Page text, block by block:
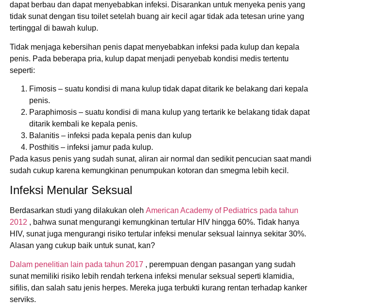
dapat berbau dan dapat menyebabkan infeksi. Disarankan untuk menyeka penis yang
tidak sunat dengan tisu toilet setelah buang air kecil agar tidak ada tetesan urine yang
tertinggal di bawah kulup.
Tidak menjaga kebersihan penis dapat menyebabkan infeksi pada kulup dan kepala
penis. Pada beberapa pria, kulup dapat menjadi penyebab kondisi medis tertentu
seperti:
Fimosis – suatu kondisi di mana kulup tidak dapat ditarik ke belakang dari kepala
penis.
Paraphimosis – suatu kondisi di mana kulup yang tertarik ke belakang tidak dapat
ditarik kembali ke kepala penis.
Balanitis – infeksi pada kepala penis dan kulup
Posthitis – infeksi jamur pada kulup.
Pada kasus penis yang sudah sunat, aliran air normal dan sedikit pencucian saat mandi
sudah cukup karena kemungkinan penumpukan kotoran dan smegma lebih kecil.
Infeksi Menular Seksual
Berdasarkan studi yang dilakukan oleh American Academy of Pediatrics pada tahun
2012 , bahwa sunat mengurangi kemungkinan tertular HIV hingga 60%. Tidak hanya
HIV, sunat juga mengurangi risiko tertular infeksi menular seksual lainnya sekitar 30%.
Alasan yang cukup baik untuk sunat, kan?
Dalam penelitian lain pada tahun 2017 , perempuan dengan pasangan yang sudah
sunat memiliki risiko lebih rendah terkena infeksi menular seksual seperti klamidia,
sifilis, dan salah satu jenis herpes. Mereka juga terbukti kurang rentan terhadap kanker
serviks.